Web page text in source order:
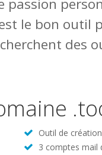
le bon outil
des
Outil de
3 comptes mail